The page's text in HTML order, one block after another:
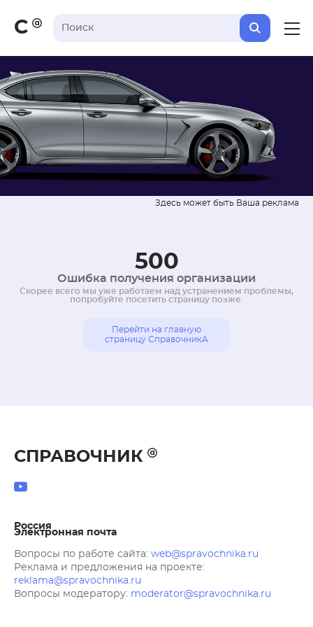
С
500
Ошибка получения организации
Скорее всего мы уже работаем над устранением проблемы,
попробуйте посетить страницу позже.
Перейти на главную
страницу СправочникА
СПРАВОЧНИК
Россия
Электронная почта
Вопросы по работе сайта: web@spravochnika.ru
Реклама и предложения на проекте:
reklama@spravochnika.ru
Вопросы модератору: moderator@spravochnika.ru